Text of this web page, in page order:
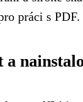
práci s PDF.
a